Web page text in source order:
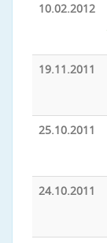
10.02.2012
19.11.2011
25.10.2011
24.10.2011